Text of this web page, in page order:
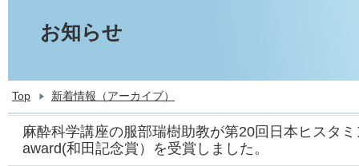
お知らせ
Top 新着情報（アーカイブ）
麻酔科学講座の服部瑞樹助教が第20回日本ヒスタ
award(和田記念賞）を受賞しました。